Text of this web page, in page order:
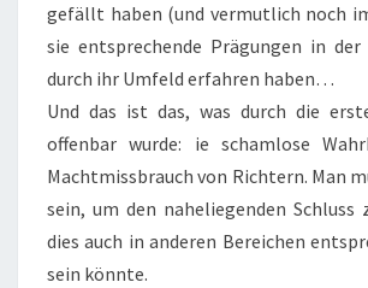
gefällt haben (und vermutlich noch
sie entsprechende Prägungen in der
durch ihr Umfeld erfahren haben…
Und das ist das, was durch die
offenbar wurde: ie schamlose
Machtmissbrauch von Richtern. Man
sein, um den naheliegenden Schluss
dies auch in anderen Bereichen
sein könnte.